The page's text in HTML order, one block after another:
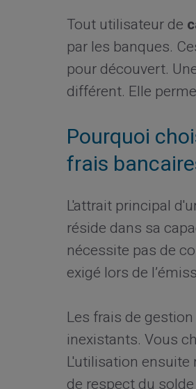
Tout utilisateur de
par les banques.
pour découvert.
différent. Elle
Pourquoi
frais
L'attrait principal
réside dans sa
nécessite pas de
exigé lors de
Les frais de
inexistants. Vous
L'utilisation
de respect du